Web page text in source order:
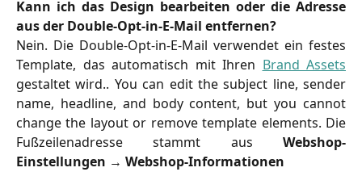
Kann ich das Design bearbeiten oder die Adresse
aus der Double-Opt-in-E-Mail entfernen?
Nein. Die Double-Opt-in-E-Mail verwendet ein festes
Template, das automatisch mit Ihren Brand Assets
gestaltet wird.. You can edit the subject line, sender
name, headline, and body content, but you cannot
change the layout or remove template elements. Die
Fußzeilenadresse stammt aus Webshop-
Einstellungen → Webshop-Informationen